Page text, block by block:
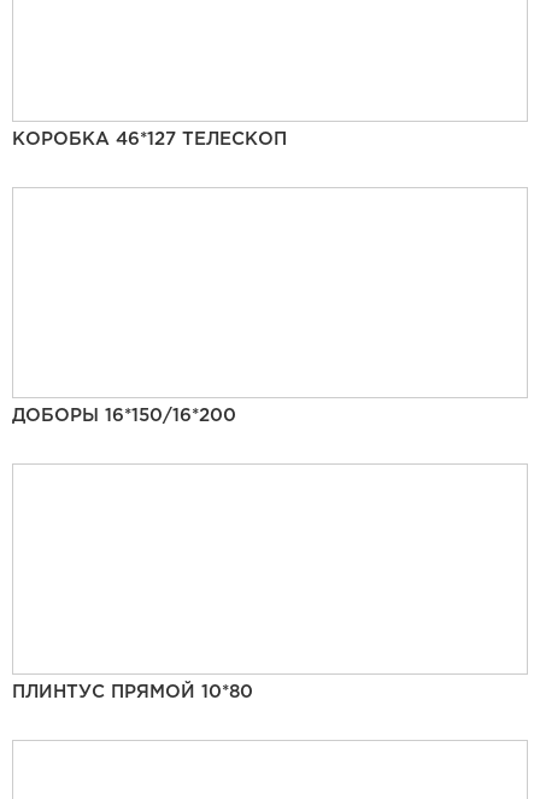
КОРОБКА 46*127 ТЕЛЕСКОП
ДОБОРЫ 16*150/16*200
ПЛИНТУС ПРЯМОЙ 10*80